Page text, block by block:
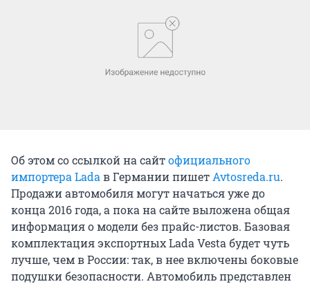
Об этом со ссылкой на сайтофициального
импортера Lada в Германии пишет Avtosreda.ru.
Продажи автомобиля могут начаться уже до
конца 2016 года, а пока на сайте выложена общая
информация о модели без прайс-листов. Базовая
комплектация экспортных Lada Vesta будет чуть
лучше, чем в России: так, в нее включены боковые
подушки безопасности. Автомобиль представлен